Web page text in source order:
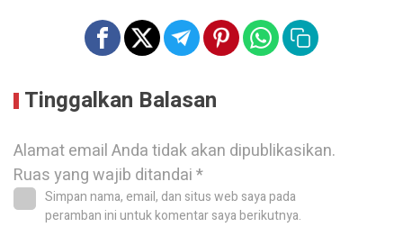
Tinggalkan Balasan
Alamat email Anda tidak akan dipublikasikan.
Ruas yang wajib ditandai*
Simpan nama, email, dan situs web saya pada
peramban ini untuk komentar saya berikutnya.